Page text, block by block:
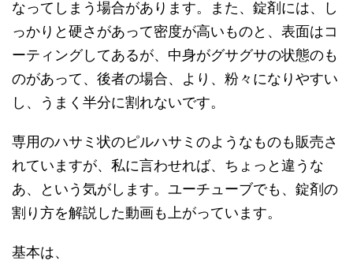
なってしまう場合があります。また、錠剤には、し
っかりと硬さがあって密度が高いものと、表面はコ
ーティングしてあるが、中身がグサグサの状態のも
のがあって、後者の場合、より、粉々になりやすい
し、うまく半分に割れないです。
専用のハサミ状のピルハサミのようなものも販売さ
れていますが、私に言わせれば、ちょっと違うな
あ、という気がします。ユーチューブでも、錠剤の
割り方を解説した動画も上がっています。
基本は、